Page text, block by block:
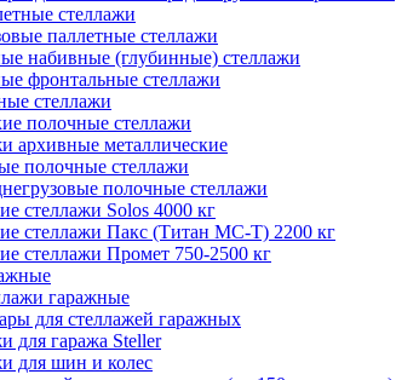
стеллажи
паллетные стеллажи
набивные (глубинные) стеллажи
фронтальные стеллажи
стеллажи
полочные стеллажи
архивные металлические
полочные стеллажи
полочные стеллажи
стеллажи Solos 4000 кг
стеллажи Пакс (Титан МС-Т) 2200 кг
стеллажи Промет 750-2500 кг
гаражные
для стеллажей гаражных
для гаража Steller
для шин и колес